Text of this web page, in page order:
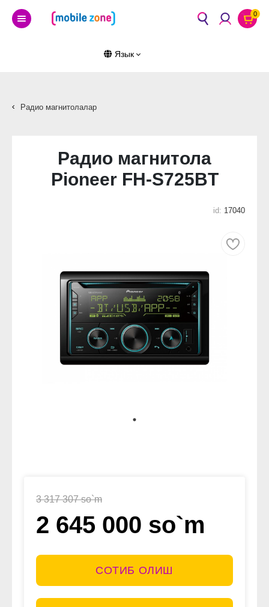
0
Язык
Радио магнитолалар
Радио магнитола
Pioneer FH-S725BT
id: 17040
3 317 307 so`m
2 645 000 so`m
СОТИБ ОЛИШ